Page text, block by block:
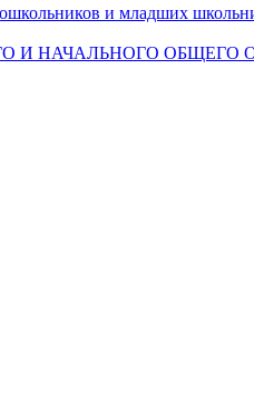
и младших
И НАЧАЛЬНОГО ОБЩЕГО